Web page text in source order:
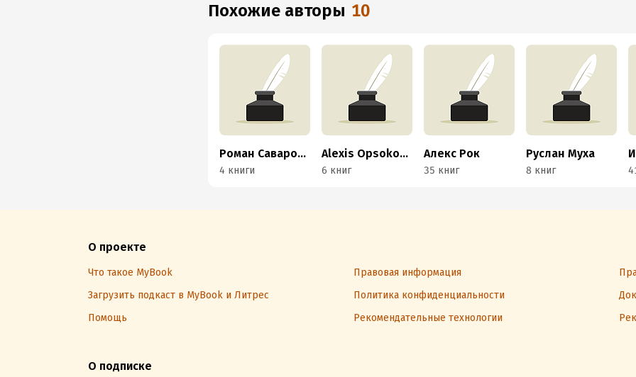
Похожие авторы 10
Роман Саваровский
4 книги
Alexis Opsokopolos
6 книг
Алекс Рок
35 книг
Руслан Муха
8 книг
О проекте
Что такое MyBook Правовая информация
Загрузить подкаст в MyBook и Литрес
Политика конфиденциальности
Помощь
Рекомендательные технологии
О подписке